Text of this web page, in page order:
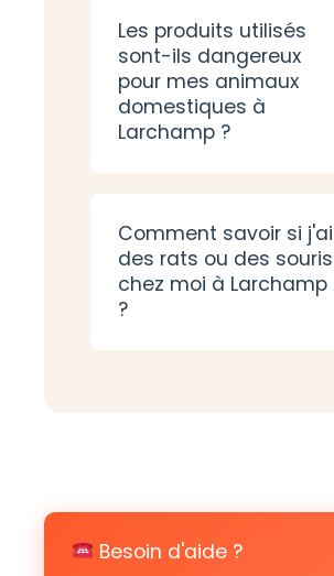
Les produits utilisés
sont-ils dangereux
pour mes animaux
domestiques à
Larchamp ?
Comment savoir si j'ai
des rats ou des souris
chez moi à Larchamp
?
Besoin d'aide ?